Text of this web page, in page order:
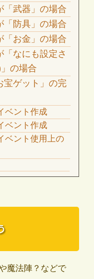
「武器」の場合
「防具」の場合
「お金」の場合
「なにも設定さ
の場合
宝ゲット」の完
ベント作成
ベント作成
ベント使用上の
魔法陣？などで